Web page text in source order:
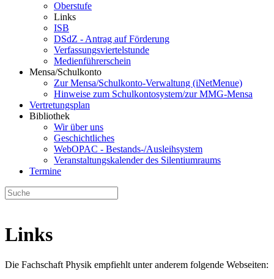
Oberstufe
Links
ISB
DSdZ - Antrag auf Förderung
Verfassungsviertelstunde
Medienführerschein
Mensa/Schulkonto
Zur Mensa/Schulkonto-Verwaltung (iNetMenue)
Hinweise zum Schulkontosystem/zur MMG-Mensa
Vertretungsplan
Bibliothek
Wir über uns
Geschichtliches
WebOPAC - Bestands-/Ausleihsystem
Veranstaltungskalender des Silentiumraums
Termine
Links
Die Fachschaft Physik empfiehlt unter anderem folgende Webseiten: